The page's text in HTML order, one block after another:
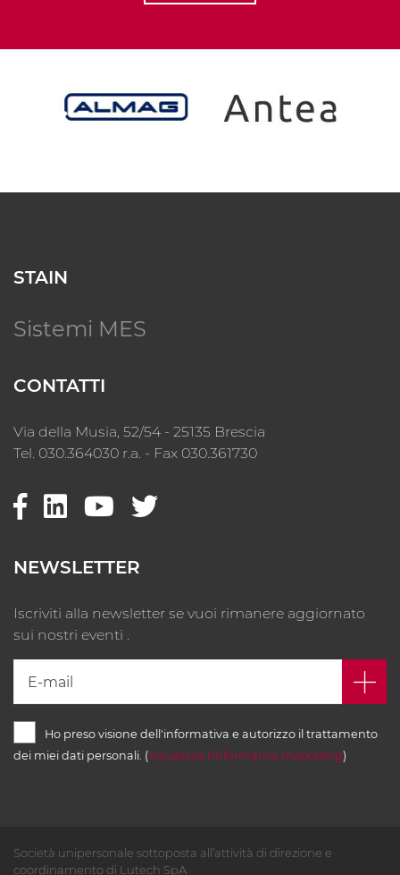
STAIN
Sistemi MES
CONTATTI
Via della Musia, 52/54 - 25135 Brescia
Tel. 030.364030 r.a. - Fax 030.361730
NEWSLETTER
Iscriviti alla newsletter se vuoi rimanere aggiornato
sui nostri eventi .
Ho preso visione dell'informativa e autorizzo il trattamento
dei miei dati personali. (Visualizza l'informativa marketing)
Società unipersonale sottoposta all’attività di direzione e
coordinamento di Lutech SpA